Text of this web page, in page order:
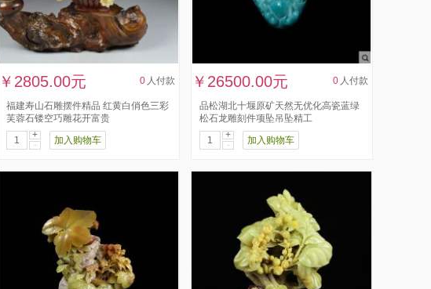
￥2805.00元 0 人付款
福建寿山石雕摆件精品 红黄白俏色三彩
芙蓉石镂空巧雕花开富贵
+
-
加入购物车
￥26500.00元 0 人付款
品松湖北十堰原矿天然无优化高瓷蓝绿
松石龙雕刻件项坠吊坠精工
+
-
加入购物车